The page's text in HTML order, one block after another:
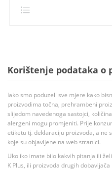
Korištenje podataka o
Iako smo poduzeli sve mjere kako
proizvodima točna, prehrambeni
slijedom navedenoga sastojci,
alergeni mogu promjeniti. Prije
etiketu tj. deklaraciju proizvoda, a ne
koje su objavljene na web stranici.
Ukoliko imate bilo kakvih pitanja ili
K Plus, ili proizvoda drugih